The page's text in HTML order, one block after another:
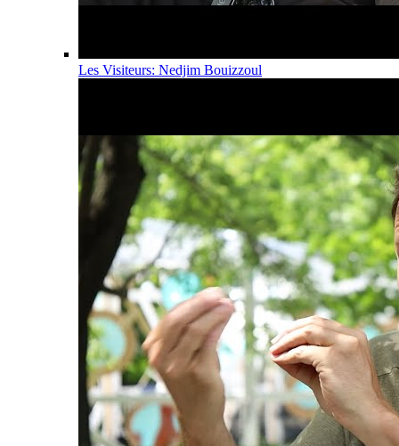
Les Visiteurs: Nedjim Bouizzoul